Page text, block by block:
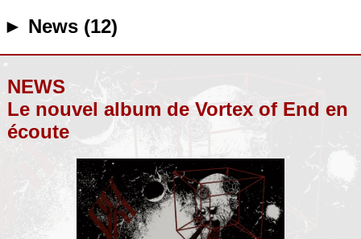
► News (12)
NEWS
Le nouvel album de Vortex of End en
écoute